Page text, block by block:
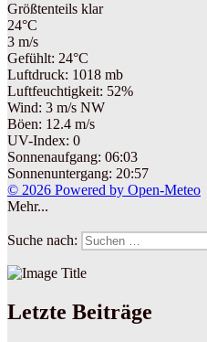
Größtenteils klar
24°C
3 m/s
Gefühlt: 24°C
Luftdruck: 1018 mb
Luftfeuchtigkeit: 52%
Wind: 3 m/s NW
Böen: 12.4 m/s
UV-Index: 0
Sonnenaufgang: 06:03
Sonnenuntergang: 20:57
© 2026 Powered by Open-Meteo
Mehr...
Suche nach:
Letzte Beiträge